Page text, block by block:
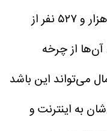
است. در این فصل سرد، حدود ۲۳۱ هزار و ۵۲۷ نفر از
از چرخه
می‌تواند این باشد
به اینترنت و